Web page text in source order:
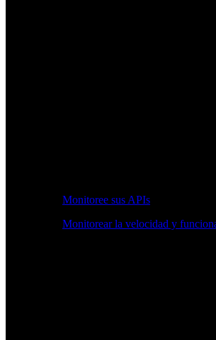
Monitoree sus APIs
Monitorear la velocidad y